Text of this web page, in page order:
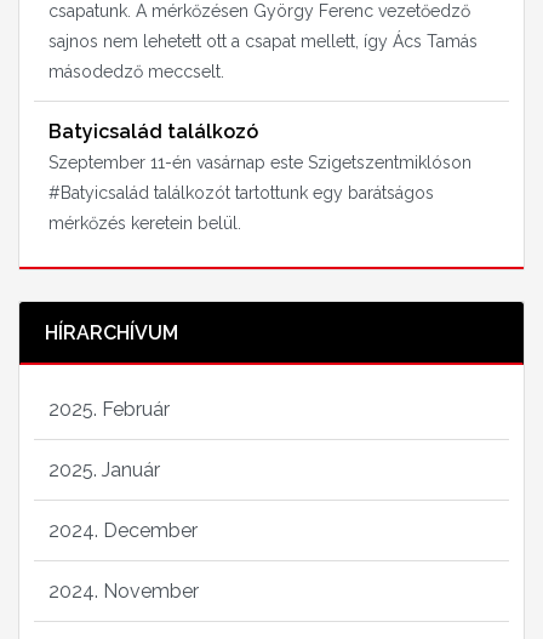
csapatunk. A mérkőzésen György Ferenc vezetőedző
sajnos nem lehetett ott a csapat mellett, így Ács Tamás
másodedző meccselt.
Batyicsalád találkozó
Szeptember 11-én vasárnap este Szigetszentmiklóson
#Batyicsalád találkozót tartottunk egy barátságos
mérkőzés keretein belül.
HÍRARCHÍVUM
2025. Február
2025. Január
2024. December
2024. November